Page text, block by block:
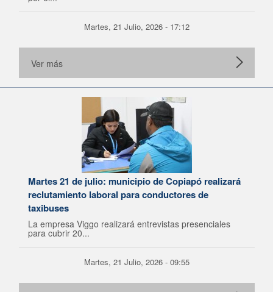
Martes, 21 Julio, 2026 - 17:12
Ver más
Martes 21 de julio: municipio de Copiapó realizará
reclutamiento laboral para conductores de
taxibuses
La empresa Viggo realizará entrevistas presenciales
para cubrir 20...
Martes, 21 Julio, 2026 - 09:55